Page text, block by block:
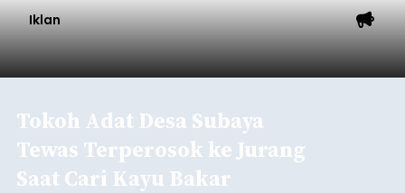
Iklan
Tokoh Adat Desa Subaya
Tewas Terperosok ke Jurang
Saat Cari Kayu Bakar